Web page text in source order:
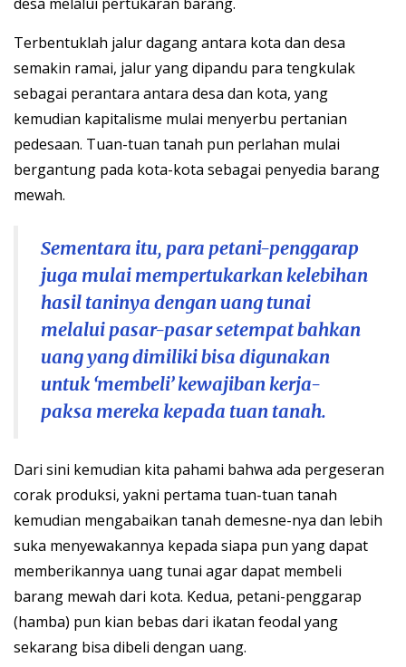
Terbentuklah jalur dagang antara kota dan desa
semakin ramai, jalur yang dipandu para tengkulak
sebagai perantara antara desa dan kota, yang
kemudian kapitalisme mulai menyerbu pertanian
pedesaan. Tuan-tuan tanah pun perlahan mulai
bergantung pada kota-kota sebagai penyedia barang
mewah.
Sementara itu, para petani-penggarap
juga mulai mempertukarkan kelebihan
hasil taninya dengan uang tunai
melalui pasar-pasar setempat bahkan
uang yang dimiliki bisa digunakan
untuk ‘membeli’ kewajiban kerja-
paksa mereka kepada tuan tanah.
Dari sini kemudian kita pahami bahwa ada pergeseran
corak produksi, yakni pertama tuan-tuan tanah
kemudian mengabaikan tanah demesne-nya dan lebih
suka menyewakannya kepada siapa pun yang dapat
memberikannya uang tunai agar dapat membeli
barang mewah dari kota. Kedua, petani-penggarap
(hamba) pun kian bebas dari ikatan feodal yang
sekarang bisa dibeli dengan uang.